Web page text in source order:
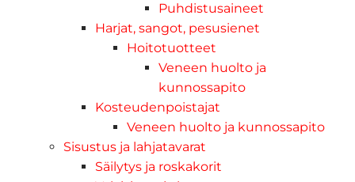
Puhdistusaineet
Harjat, sangot, pesusienet
Hoitotuotteet
Veneen huolto ja
kunnossapito
Kosteudenpoistajat
Veneen huolto ja kunnossapito
Sisustus ja lahjatavarat
Säilytys ja roskakorit